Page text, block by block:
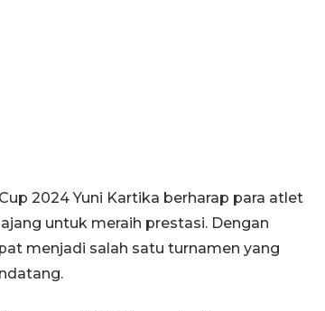
2024 Yuni Kartika berharap para atlet
untuk meraih prestasi. Dengan
menjadi salah satu turnamen yang